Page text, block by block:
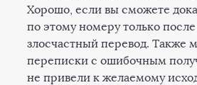
Хорошо, если вы сможете
по этому номеру только после
злосчастный перевод. Также
переписки с ошибочным
не привели к желаемому